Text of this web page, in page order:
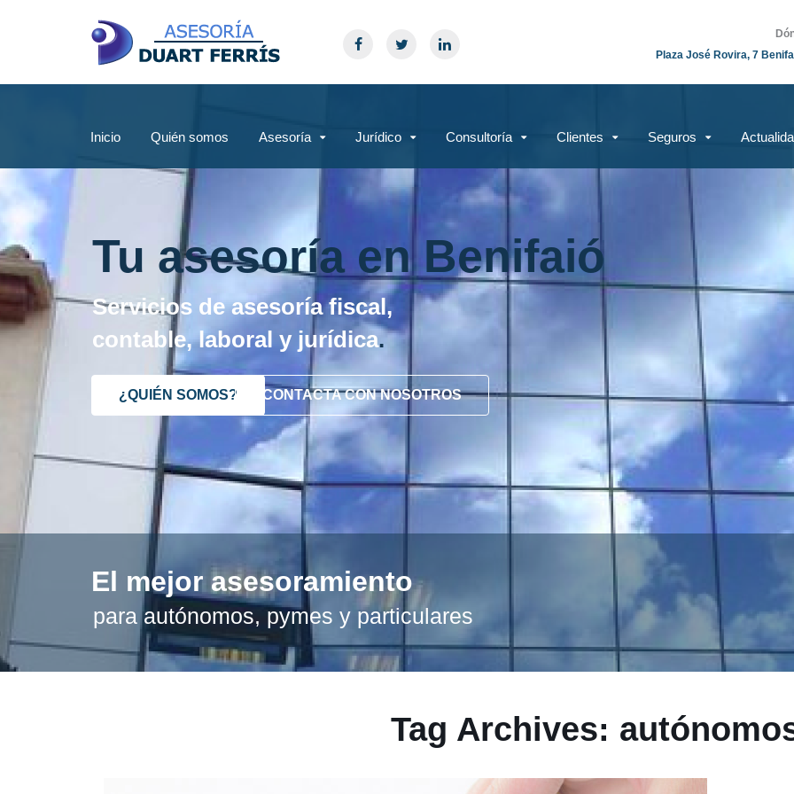
Plaza José Rovira, 7
Inicio Quién somos Asesoría Jurídico Consultoría Clientes Seguros
Tu asesoría en Benifaió
Servicios de asesoría fiscal,
contable, laboral y jurídica.
¿QUIÉN SOMOS? CONTACTA CON NOSOTROS
El mejor asesoramiento
para autónomos, pymes y particulares
Tag Archives: